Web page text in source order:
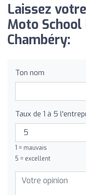
Laissez
Moto
Chambéry:
Ton nom
Taux de 1 à 5
1 = mauvais
5 = excellent